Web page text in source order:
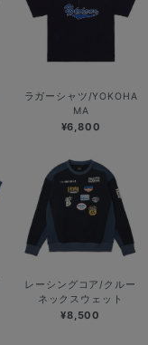
ラガーシャツ/YOKOHA
MA
¥6,800
レーシングコア/クルー
ネックスウェット
¥8,500